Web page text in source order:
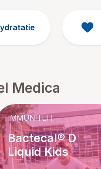
Medica
IMMUNITEIT
Bactecal® D
Liquid Kids